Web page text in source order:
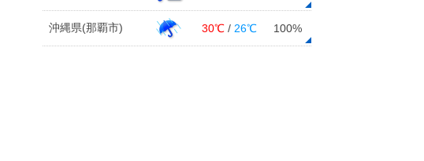
九州 風冷たく「余寒」の一日 ス
沖縄県(那覇市) 30℃ / 26℃ 100%